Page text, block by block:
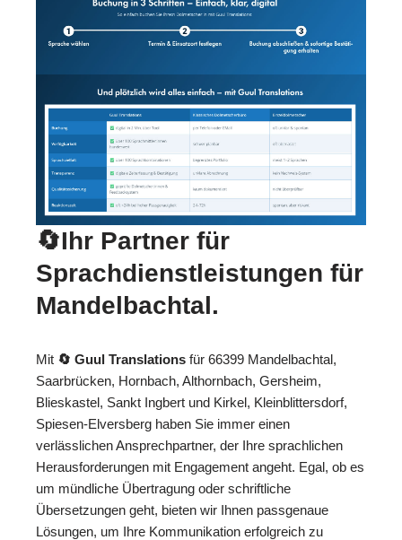
🔄Ihr Partner für
Sprachdienstleistungen für
Mandelbachtal.
Mit 🔄 Guul Translations für 66399 Mandelbachtal,
Saarbrücken, Hornbach, Althornbach, Gersheim,
Blieskastel, Sankt Ingbert und Kirkel, Kleinblittersdorf,
Spiesen-Elversberg haben Sie immer einen
verlässlichen Ansprechpartner, der Ihre sprachlichen
Herausforderungen mit Engagement angeht. Egal, ob es
um mündliche Übertragung oder schriftliche
Übersetzungen geht, bieten wir Ihnen passgenaue
Lösungen, um Ihre Kommunikation erfolgreich zu